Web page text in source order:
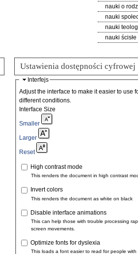
nauki o
nauki
nauki
nauki
Ustawienia dostępności cyfrowej
Interfejs
Adjust the interface to make it easier to use
different conditions.
Interface Size
Smaller
Larger
Reset
High contrast mode
This renders the document in high contrast
Invert colors
This renders the document as white on black
Disable interface animations
This can help those with trouble processing
screen movements.
Optimize fonts for dyslexia
This loads a font easier to read for people with